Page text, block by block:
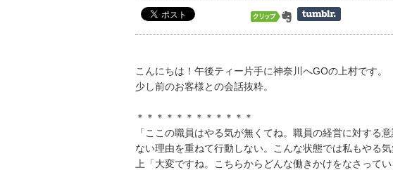
こんにちは！午後ティー片手に神奈川へGOの上村です。
少し前のお客様との会話抜粋。
＊＊＊＊＊＊＊＊＊＊＊＊
「ここの職員はやる気が無くてね。職員の経営に対する
ない理由を重ねて行動しない。こんな状態では私もやる気
上「大変ですね。こちらからどんな働きかけをなさってい